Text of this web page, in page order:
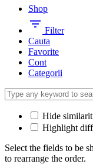
Shop
Filter
Cauta
Favorite
Cont
Categorii
Hide
Highlight
Select the fields to be
to rearrange the order.